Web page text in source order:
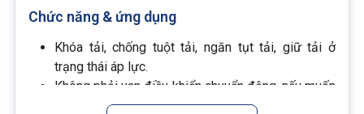
Chức năng & ứng dụng
Khóa tải, chống tuột tải, ngăn tụt tải, giữ tải ở
trạng thái áp lực.
Không phải van điều khiển chuyển động, nếu muốn
điều khiển hạ tải mượt thì cần dùng van cân bằng.